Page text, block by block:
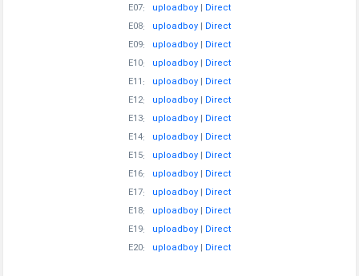
E07: uploadboy| Direct
E08: uploadboy| Direct
E09: uploadboy| Direct
E10: uploadboy| Direct
E11: uploadboy| Direct
E12: uploadboy| Direct
E13: uploadboy| Direct
E14: uploadboy| Direct
E15: uploadboy| Direct
E16: uploadboy| Direct
E17: uploadboy| Direct
E18: uploadboy| Direct
E19: uploadboy| Direct
E20: uploadboy| Direct